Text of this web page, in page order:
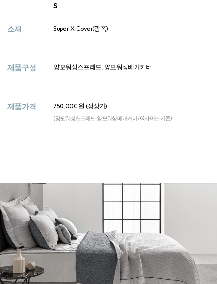
S
소재 Super X-Cover(광폭)
제품구성 양모워싱스프레드, 양모워싱베개커버
제품가격 750,000 원 (정상가)
(양모워싱스프레드, 양모워싱베개커버 / Q사이즈 기준)